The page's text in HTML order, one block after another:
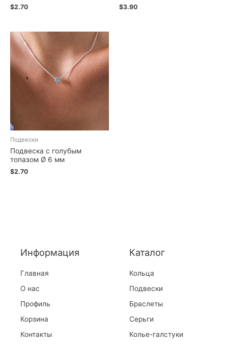
$2.70 $3.90
Подвески
Подвеска с голубым
топазом Ø 6 мм
$2.70
Информация
Главная
О нас
Профиль
Корзина
Контакты
Каталог
Кольца
Подвески
Браслеты
Серьги
Колье-галстуки